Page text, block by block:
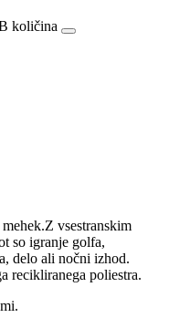
količina
vsestranskim
so igranje golfa,
delo ali nočni izhod.
recikliranega poliestra.